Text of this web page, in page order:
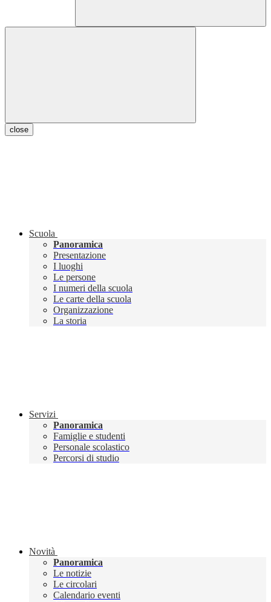
close
Scuola
Panoramica
Presentazione
I luoghi
Le persone
I numeri della scuola
Le carte della scuola
Organizzazione
La storia
Servizi
Panoramica
Famiglie e studenti
Personale scolastico
Percorsi di studio
Novità
Panoramica
Le notizie
Le circolari
Calendario eventi